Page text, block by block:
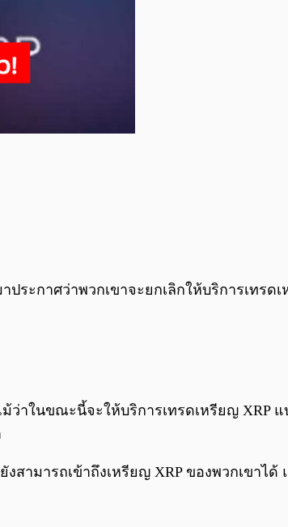
ระกาศว่าพวกเขาจะยกเลิกให้บริการเทรด
ว่าในขณะนี้จะให้บริการเทรดเหรียญ XRP
สามารถเข้าถึงเหรียญ XRP ของพวกเขาไ